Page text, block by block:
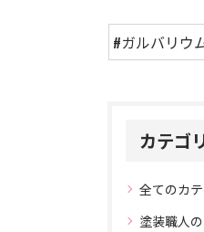
#ガルバリウ
カテゴ
全てのカ
塗装職人